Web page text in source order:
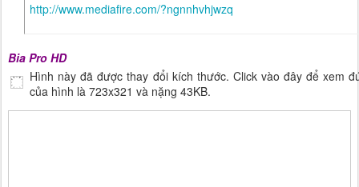
http://www.mediafire.com/?ngnnhvhjwzq
Bia Pro HD
Hình này đã được thay đổi kích thước. Click vào đây để xem
của hình là 723x321 và nặng 43KB.